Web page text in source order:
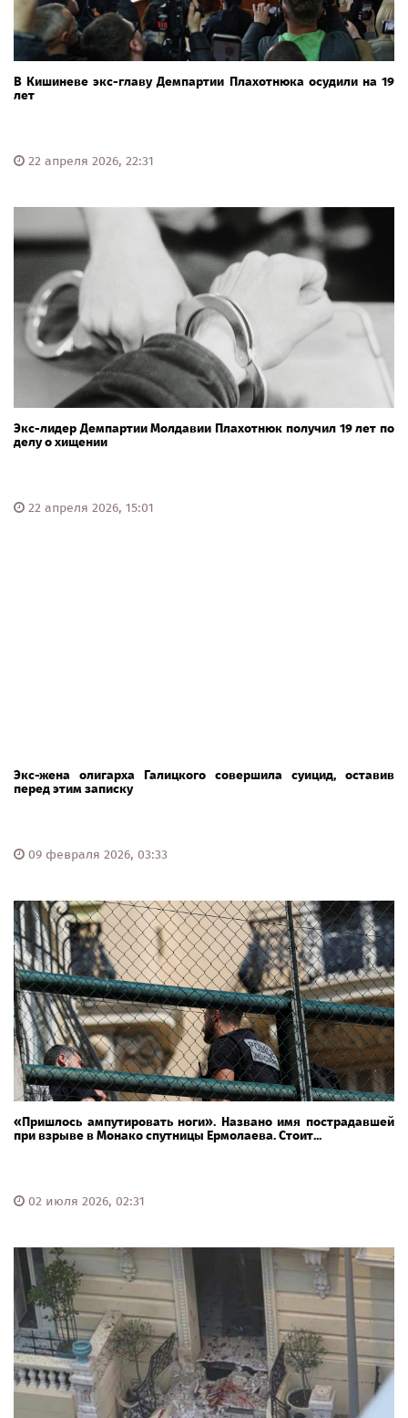
В Кишиневе экс-главу Демпартии Плахотнюка осудили на 19
лет
22 апреля 2026, 22:31
Экс-лидер Демпартии Молдавии Плахотнюк получил 19 лет по
делу о хищении
22 апреля 2026, 15:01
Экс-жена олигарха Галицкого совершила суицид, оставив
перед этим записку
09 февраля 2026, 03:33
«Пришлось ампутировать ноги». Названо имя пострадавшей
при взрыве в Монако спутницы Ермолаева. Стоит...
02 июля 2026, 02:31